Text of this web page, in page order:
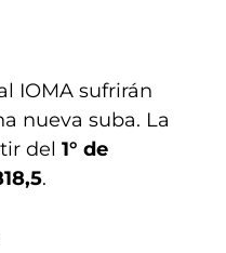
IOMA sufrirán
nueva suba. La
del 1° de
.